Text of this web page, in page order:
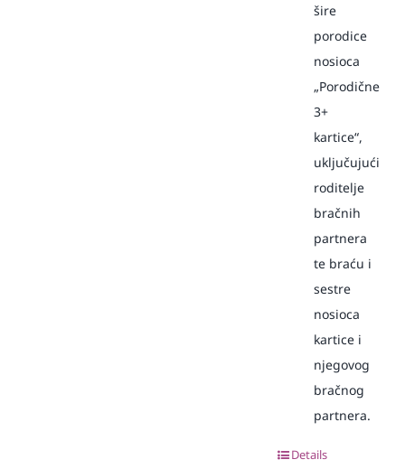
šire
porodice
nosioca
„Porodične
3+
kartice“,
uključujući
roditelje
bračnih
partnera
te braću i
sestre
nosioca
kartice i
njegovog
bračnog
partnera.
Details